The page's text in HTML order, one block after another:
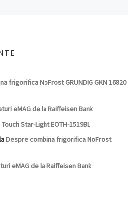
frigorifica NoFrost GRUNDIG GKN 16820
eMAG de la Raiffeisen Bank
Star-Light EOTH-1519BL
laDespre combina frigorifica NoFrost
eMAG de la Raiffeisen Bank